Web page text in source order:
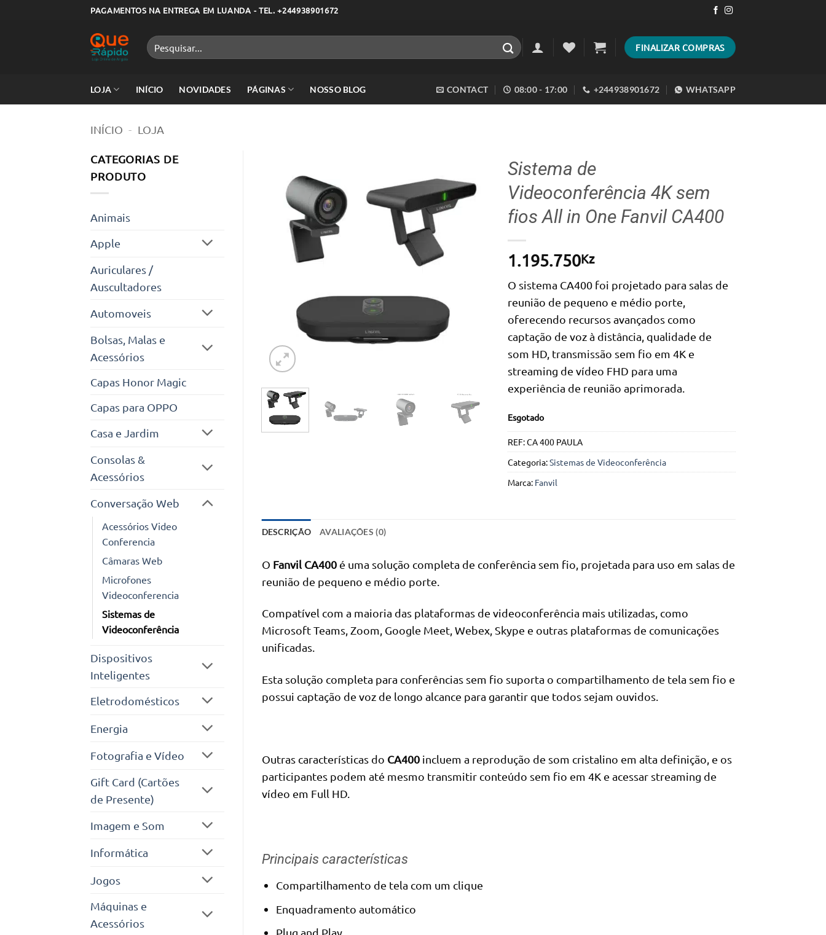
PAGAMENTOS NA ENTREGA EM LUANDA - TEL. +244938901672
Pesquisar
por:
FINALIZAR COMPRAS
LOJA INÍCIO NOVIDADES PÁGINAS NOSSO BLOG CONTACT 08:00 - 17:00 +244938901672 WHATSAPP
INÍCIO - LOJA
CATEGORIAS DE
PRODUTO
Animais
Apple
Auriculares /
Auscultadores
Automoveis
Bolsas, Malas e
Acessórios
Capas Honor Magic
Capas para OPPO
Casa e Jardim
Consolas &
Acessórios
Conversação Web
Acessórios Video
Conferencia
Câmaras Web
Microfones
Videoconferencia
Sistemas de
Videoconferência
Dispositivos
Inteligentes
Eletrodomésticos
Energia
Fotografia e Vídeo
Gift Card (Cartões
de Presente)
Imagem e Som
Informática
Jogos
Máquinas e
Acessórios
Adicionar
aos meus
Sistema de
Videoconferência 4K sem
fios All in One Fanvil CA400
1.195.750Kz
O sistema CA400 foi projetado para salas de
reunião de pequeno e médio porte,
oferecendo recursos avançados como
captação de voz à distância, qualidade de
som HD, transmissão sem fio em 4K e
streaming de vídeo FHD para uma
experiência de reunião aprimorada.
Esgotado
REF:CA 400 PAULA
Categoria:Sistemas de Videoconferência
Marca: Fanvil
DESCRIÇÃO AVALIAÇÕES (0)
O Fanvil CA400é uma solução completa de conferência sem fio, projetada para uso em salas de
reunião de pequeno e médio porte.
Compatível com a maioria das plataformas de videoconferência mais utilizadas, como
Microsoft Teams, Zoom, Google Meet, Webex, Skype e outras plataformas de comunicações
unificadas.
Esta solução completa para conferências sem fio suporta o compartilhamento de tela sem fio e
possui captação de voz de longo alcance para garantir que todos sejam ouvidos.
Outras características do CA400incluem a reprodução de som cristalino em alta definição, e os
participantes podem até mesmo transmitir conteúdo sem fio em 4K e acessar streaming de
vídeo em Full HD.
Principais características
Compartilhamento de tela com um clique
Enquadramento automático